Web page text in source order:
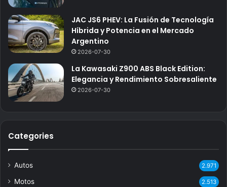
JAC JS6 PHEV: La Fusión de Tecnología
Híbrida y Potencia en el Mercado
Argentino
2026-07-30
La Kawasaki Z900 ABS Black Edition:
Elegancia y Rendimiento Sobresaliente
2026-07-30
Categories
Autos 2.971
Motos 2.513